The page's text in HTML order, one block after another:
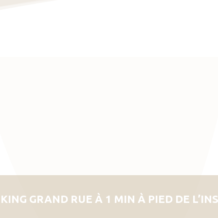
GRAND RUE À 1 MIN À PIED DE